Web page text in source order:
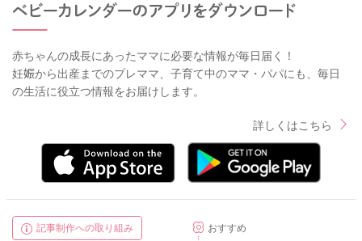
赤ちゃんの成長にあったママに必要な情報が毎日届く！
妊娠から出産までのプレママ、子育て中のママ・パパにも、毎日
の生活に役立つ情報をお届けします。
詳しくはこちら
記事制作への取り組み
おすすめ